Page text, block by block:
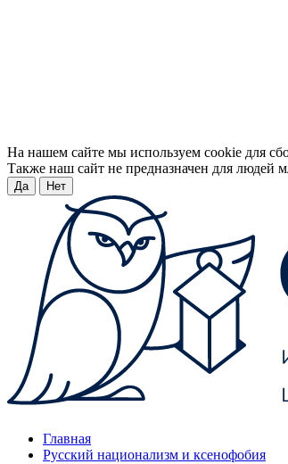
На нашем сайте мы используем cookie для
Также наш сайт не предназначен для людей
Да Нет
Главная
Русский национализм и ксенофобия